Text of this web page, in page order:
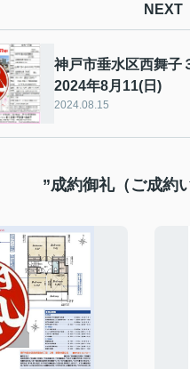
NEXT
神戸市垂水区西舞
2024年8月11(日)
2024.08.15
”成約御礼（ご成約